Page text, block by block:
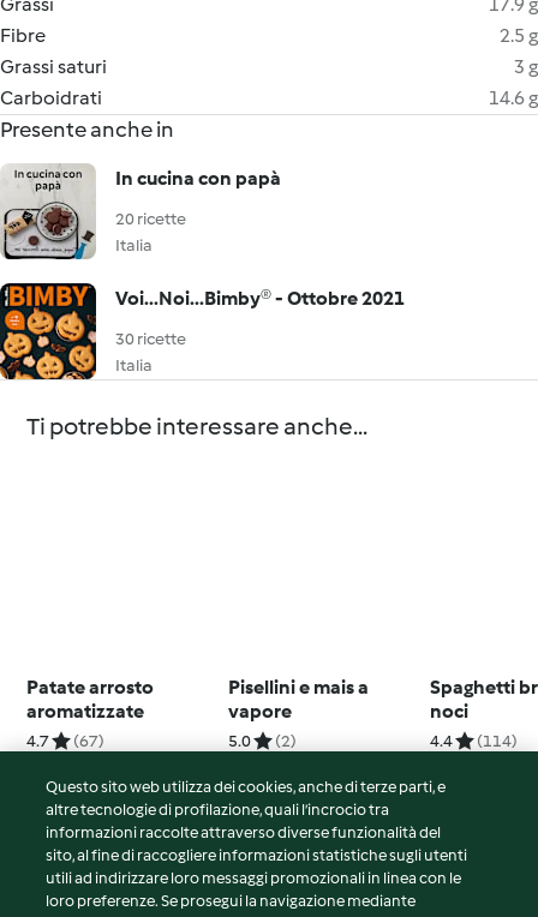
Fibre
2.5 g
Grassi saturi
3 g
Carboidrati
14.6 g
Presente anche in
In cucina con papà
20 ricette
Italia
Voi...Noi...Bimby® - Ottobre 2021
30 ricette
Italia
Ti potrebbe interessare anche...
Patate arrosto
aromatizzate
4.7 (67)
Pisellini e mais a
vapore
5.0 (2)
Spaghetti
noci
4.4 (114)
© Copyright 2026
Termini del servizio
Questo sito web utilizza dei cookies, anche di terze parti, e
altre tecnologie di profilazione, quali l’incrocio tra
informazioni raccolte attraverso diverse funzionalità del
sito, al fine di raccogliere informazioni statistiche sugli utenti
utili ad indirizzare loro messaggi promozionali in linea con le
loro preferenze. Se prosegui la navigazione mediante